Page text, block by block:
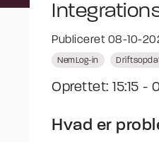
Publiceret 08-10-
NemLog-in
Oprettet: 15:15 -
Hvad er